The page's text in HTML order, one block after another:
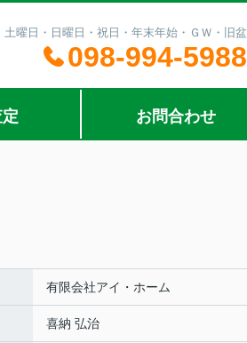
曜日・日曜日・祝日・年末年始・ＧＷ・旧盆
098-994-5988
お問合わせ
有限会社アイ・ホーム
喜納 弘治